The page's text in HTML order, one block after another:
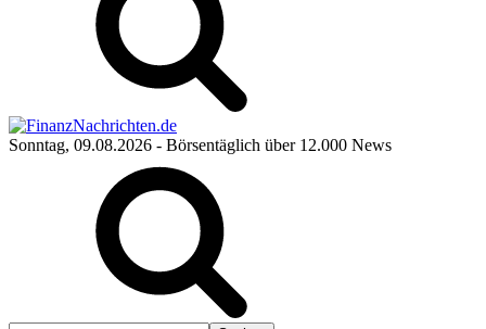
Sonntag, 09.08.2026 - Börsentäglich über 12.000 News